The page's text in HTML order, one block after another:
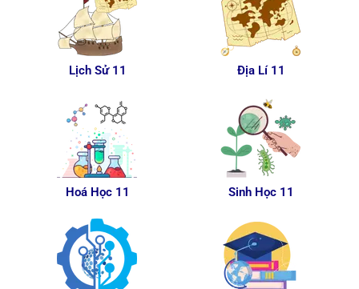
Lịch Sử 11 Địa Lí 11
Hoá Học 11 Sinh Học 11